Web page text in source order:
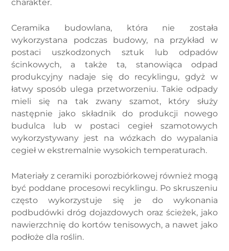
charakter.
Ceramika budowlana, która nie została
wykorzystana podczas budowy, na przykład w
postaci uszkodzonych sztuk lub odpadów
ścinkowych, a także ta, stanowiąca odpad
produkcyjny nadaje się do recyklingu, gdyż w
łatwy sposób ulega przetworzeniu. Takie odpady
mieli się na tak zwany szamot, który służy
następnie jako składnik do produkcji nowego
budulca lub w postaci cegieł szamotowych
wykorzystywany jest na wózkach do wypalania
cegieł w ekstremalnie wysokich temperaturach.
Materiały z ceramiki porozbiórkowej również mogą
być poddane procesowi recyklingu. Po skruszeniu
często wykorzystuje się je do wykonania
podbudówki dróg dojazdowych oraz ścieżek, jako
nawierzchnię do kortów tenisowych, a nawet jako
podłoże dla roślin.